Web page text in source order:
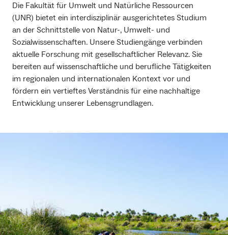
Die Fakultät für Umwelt und Natürliche Ressourcen
(UNR) bietet ein interdisziplinär ausgerichtetes Studium
an der Schnittstelle von Natur-, Umwelt- und
Sozialwissenschaften. Unsere Studiengänge verbinden
aktuelle Forschung mit gesellschaftlicher Relevanz. Sie
bereiten auf wissenschaftliche und berufliche Tätigkeiten
im regionalen und internationalen Kontext vor und
fördern ein vertieftes Verständnis für eine nachhaltige
Entwicklung unserer Lebensgrundlagen.